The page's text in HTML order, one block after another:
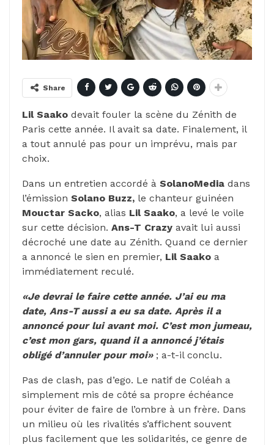
Share
Lil Saako devait fouler la scène du Zénith de
Paris cette année. Il avait sa date. Finalement, il
a tout annulé pas pour un imprévu, mais par
choix.
Dans un entretien accordé à SolanoMedia dans
l’émission Solano Buzz, le chanteur guinéen
Mouctar Sacko, alias Lil Saako, a levé le voile
sur cette décision. Ans-T Crazy avait lui aussi
décroché une date au Zénith. Quand ce dernier
a annoncé le sien en premier, Lil Saako a
immédiatement reculé.
«Je devrai le faire cette année. J’ai eu ma
date, Ans-T aussi a eu sa date. Après il a
annoncé pour lui avant moi. C’est mon jumeau,
c’est mon gars, quand il a annoncé j’étais
obligé d’annuler pour moi»; a-t-il conclu.
Pas de clash, pas d’ego. Le natif de Coléah a
simplement mis de côté sa propre échéance
pour éviter de faire de l’ombre à un frère. Dans
un milieu où les rivalités s’affichent souvent
plus facilement que les solidarités, ce genre de